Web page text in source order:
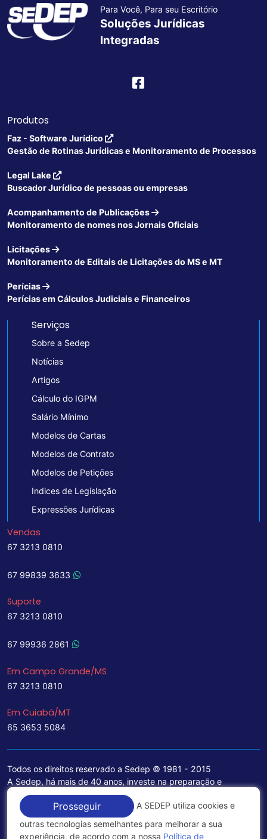
Para Você, Para seu Escritório
Soluções Jurídicas
Integradas
Produtos
Faz - Software Jurídico
Gestão de Rotinas Jurídicas e Monitoramento de Processos
Legal Lake
Buscador Jurídico de pessoas ou empresas
Acompanhamento de Publicações
Monitoramento de nomes nos Jornais Oficiais
Licitações
Monitoramento de Editais de Licitações do MS e MT
Perícias
Perícias em Cálculos Judiciais e Financeiros
Serviços
Sobre a Sedep
Notícias
Artigos
Cálculo do IGPM
Salário Mínimo
Modelos de Cartas
Modelos de Contrato
Modelos de Petições
Indices de Legislação
Expressões Jurídicas
Vendas
67 3213 0810
67 99839 3633
Suporte
67 3213 0810
67 99936 2861
Em Campo Grande/MS
67 3213 0810
Em Cuiabá/MT
65 3653 5084
Todos os direitos reservado a Sedep © 1981 - 2015
A Sedep, há mais de 40 anos, investe na preparação e
treinamento de funcionários e na aquisição de tecnologia de
ponta para a ampliação de seu portfólio de serviços voltados
para a área jurídica, que contemplam informações seguras e
excelentes soluções empresariais.
Prosseguir
A SEDEP utiliza cookies e
outras tecnologias semelhantes para melhorar a sua
experiência, de acordo com a nossa Política de